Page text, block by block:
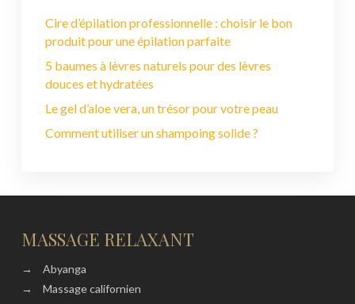
Cire d’épilation professionnelle : choisir le bon
produit pour une épilation parfaite
5 baumes à lèvres naturels pour des lèvres
douces et hydratées
Le gel d’aloe vera, un trésor pour votre peau
Comment utiliser un shampoing solide ?
MASSAGE RELAXANT
→
Abyanga
→
Massage californien